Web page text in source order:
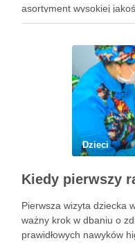
asortyment wysokiej
bezpieczeństwa i
Dzieci
Pierwsza wizyta dziecka
ważny krok w dbaniu o
prawidłowych nawyków